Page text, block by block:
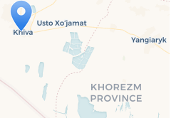
Map is loading...
after your page is
leafletJS files are